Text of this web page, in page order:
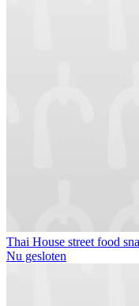
Thai House street food
Nu gesloten